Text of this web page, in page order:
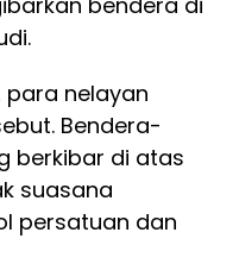
para nelayan
Bendera-
berkibar di atas
suasana
persatuan dan